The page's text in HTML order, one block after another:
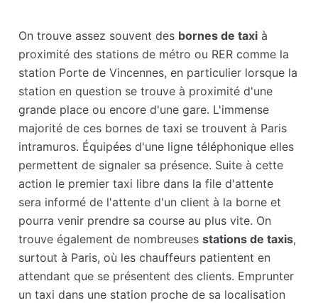
On trouve assez souvent des bornes de taxi à
proximité des stations de métro ou RER comme la
station Porte de Vincennes, en particulier lorsque la
station en question se trouve à proximité d'une
grande place ou encore d'une gare. L'immense
majorité de ces bornes de taxi se trouvent à Paris
intramuros. Équipées d'une ligne téléphonique elles
permettent de signaler sa présence. Suite à cette
action le premier taxi libre dans la file d'attente
sera informé de l'attente d'un client à la borne et
pourra venir prendre sa course au plus vite. On
trouve également de nombreusesstations de taxis,
surtout à Paris, où les chauffeurs patientent en
attendant que se présentent des clients. Emprunter
un taxi dans une station proche de sa localisation